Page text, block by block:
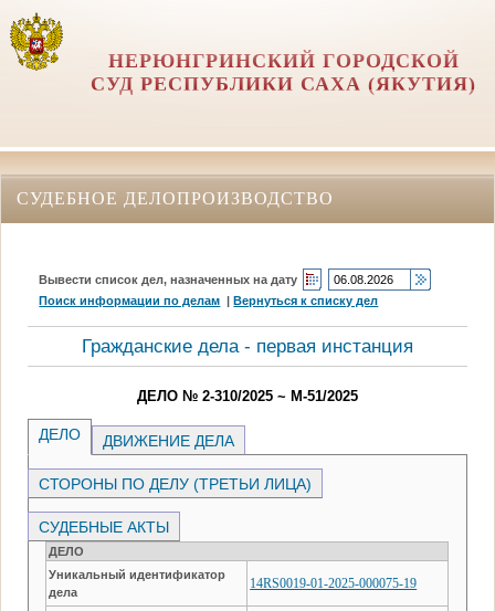
НЕРЮНГРИНСКИЙ ГОРОДСКОЙ
СУД РЕСПУБЛИКИ САХА (ЯКУТИЯ)
СУДЕБНОЕ ДЕЛОПРОИЗВОДСТВО
Вывести список дел, назначенных на дату
Поиск информации по делам |Вернуться к списку дел
Гражданские дела - первая инстанция
ДЕЛО № 2-310/2025 ~ М-51/2025
ДЕЛО ДВИЖЕНИЕ ДЕЛА
СТОРОНЫ ПО ДЕЛУ (ТРЕТЬИ ЛИЦА)
СУДЕБНЫЕ АКТЫ
ДЕЛО
Уникальный идентификатор
дела
14RS0019-01-2025-000075-19